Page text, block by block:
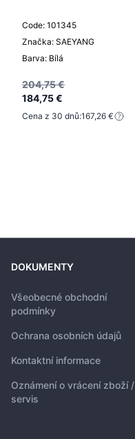
Code: 101345
Značka: SAEYANG
Barva: Bílá
204,75 €
184,75 €
Cena z 30 dnů:167,26 €
DOKUMENTY
Všeobecné obchodní
podmínky
Ochrana osobních údajů
Kontaktní informace
Oznámení o vrácení zboží /
servis